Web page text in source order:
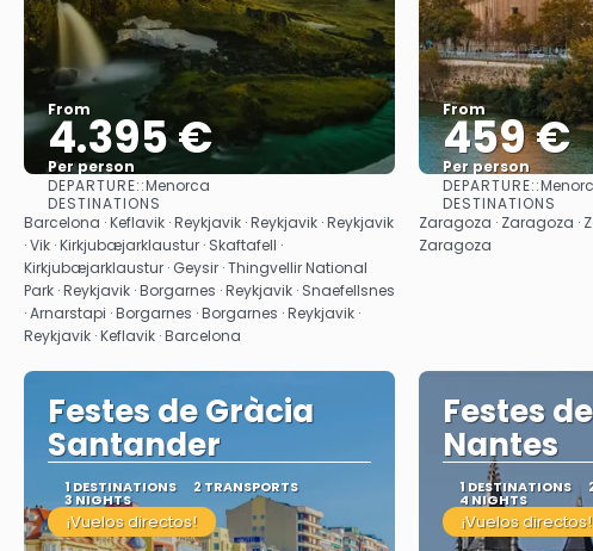
From
4.395 €
Per person
See
DEPARTURE::Menorca
DESTINATIONS
Barcelona · Keflavik · Reykjavik · Reykjavik · Reykjavik
· Vik · Kirkjubæjarklaustur · Skaftafell ·
Kirkjubæjarklaustur · Geysir · Thingvellir National
Park · Reykjavik · Borgarnes · Reykjavik · Snaefellsnes
· Arnarstapi · Borgarnes · Borgarnes · Reykjavik ·
Reykjavik · Keflavik · Barcelona
From
459 €
Per person
DEPARTURE::
DESTINATIONS
Zaragoza · Zaragoza ·
Zaragoza
Festes de Gràcia
Santander
1 DESTINATIONS 2 TRANSPORTS
3 NIGHTS
¡Vuelos directos!
Festes
Nantes
1 DESTINATIONS
4 NIGHTS
¡Vuelos directos!